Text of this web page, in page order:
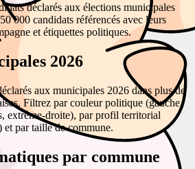
déclarés aux élections municipales
000 candidats référencés avec leurs
et étiquettes politiques.
2026
aux municipales 2026 dans plus de
Filtrez par couleur politique (gauche,
extrême-droite), par profil territorial
par taille de commune.
par commune